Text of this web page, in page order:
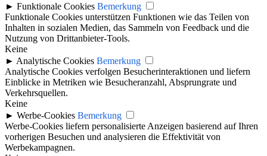
► Funktionale Cookies Bemerkung
Funktionale Cookies unterstützen Funktionen wie das Teilen von
Inhalten in sozialen Medien, das Sammeln von Feedback und die
Nutzung von Drittanbieter-Tools.
Keine
► Analytische Cookies Bemerkung
Analytische Cookies verfolgen Besucherinteraktionen und liefern
Einblicke in Metriken wie Besucheranzahl, Absprungrate und
Verkehrsquellen.
Keine
► Werbe-Cookies Bemerkung
Werbe-Cookies liefern personalisierte Anzeigen basierend auf Ihren
vorherigen Besuchen und analysieren die Effektivität von
Werbekampagnen.